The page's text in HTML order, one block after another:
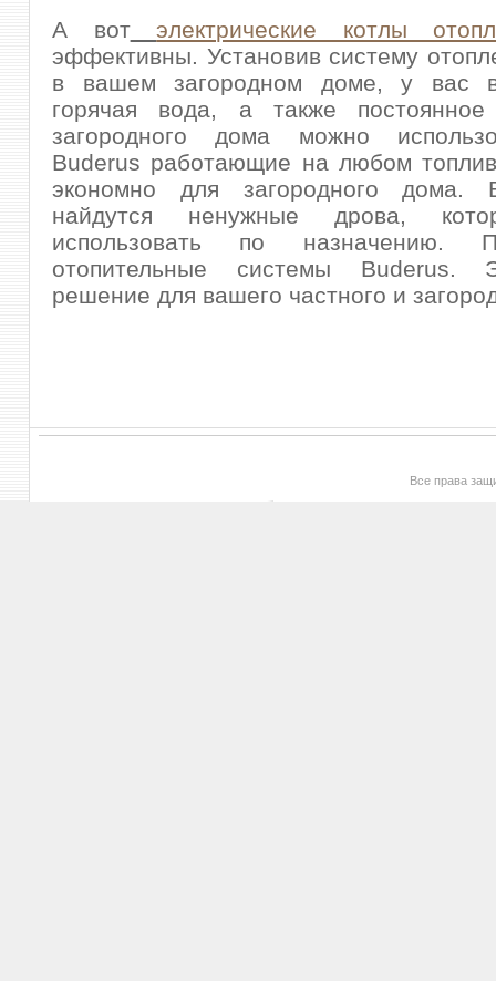
А вот
электрические котлы
эффективны. Установив систему
в вашем загородном доме, у вас
горячая вода, а также
загородного дома можно
Buderus работающие на любом
экономно для загородного дома.
найдутся ненужные дрова,
использовать по назначению.
отопительные системы Buderus.
решение для вашего частного и
Все права